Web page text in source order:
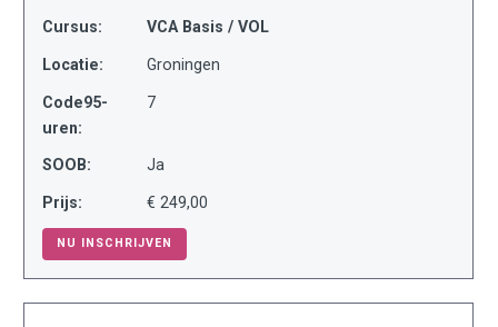
Cursus: VCA Basis / VOL
Locatie: Groningen
Code95-
uren:
7
SOOB: Ja
Prijs: € 249,00
NU INSCHRIJVEN